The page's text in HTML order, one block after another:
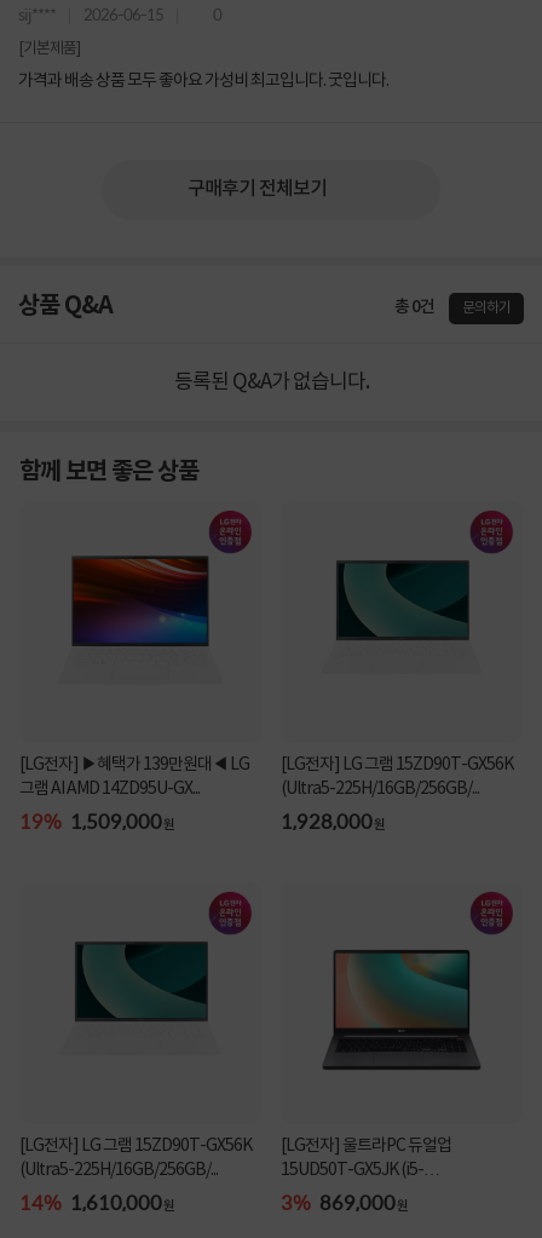
sij**** 2026-06-15 0
[기본제품]
가격과 배송 상품 모두 좋아요 가성비 최고입니다. 굿입니다.
구매후기 전체보기
상품 Q&A 총 0건 문의하기
등록된 Q&A가 없습니다.
함께 보면 좋은 상품
[LG전자] ▶혜택가 139만원대◀ LG
그램 AI AMD 14ZD95U-GX...
19% 1,509,000원
[LG전자] LG 그램 15ZD90T-GX56K
(Ultra5-225H/16GB/256GB/...
1,928,000원
[LG전자] LG 그램 15ZD90T-GX56K
(Ultra5-225H/16GB/256GB/...
14% 1,610,000원
[LG전자] 울트라PC 듀얼업
15UD50T-GX5JK (i5-
1334U/8GB/25...
3% 869,000원